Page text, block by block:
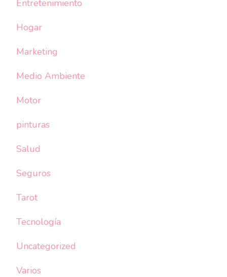
Entretenimiento
Hogar
Marketing
Medio Ambiente
Motor
pinturas
Salud
Seguros
Tarot
Tecnología
Uncategorized
Varios